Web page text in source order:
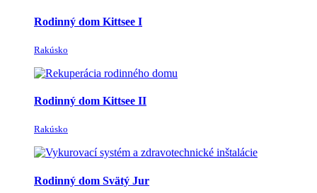
Rodinný dom Kittsee I
Rakúsko
Rodinný dom Kittsee II
Rakúsko
Rodinný dom Svätý Jur